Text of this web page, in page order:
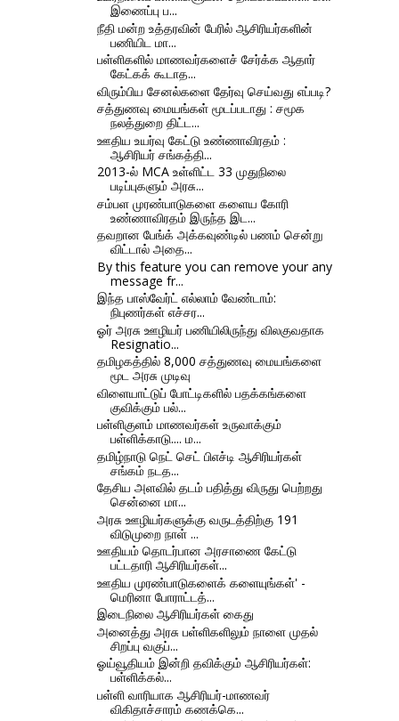
இணைப்பு ப...
நீதி மன்ற உத்தரவின் பேரில் ஆசிரியர்களின்
பணியிட மா...
பள்ளிகளில் மாணவர்களைச் சேர்க்க ஆதார்
கேட்கக் கூடாத...
விரும்பிய சேனல்களை தேர்வு செய்வது எப்படி?
சத்துணவு மையங்கள் மூடப்படாது : சமூக
நலத்துறை திட்ட...
ஊதிய உயர்வு கேட்டு உண்ணாவிரதம் :
ஆசிரியர் சங்கத்தி...
2013-ல் MCA உள்ளிட்ட 33 முதுநிலை
படிப்புகளும் அரசு...
சம்பள முரண்பாடுகளை களைய கோரி
உண்ணாவிரதம் இருந்த இட...
தவறான பேங்க் அக்கவுண்டில் பணம் சென்று
விட்டால் அதை...
By this feature you can remove your any
message fr...
இந்த பாஸ்வேர்ட் எல்லாம் வேண்டாம்:
நிபுணர்கள் எச்சர...
ஓர் அரசு ஊழியர் பணியிலிருந்து விலகுவதாக
Resignatio...
தமிழகத்தில் 8,000 சத்துணவு மையங்களை
மூட அரசு முடிவு
விளையாட்டுப் போட்டிகளில் பதக்கங்களை
குவிக்கும் பல்...
பள்ளிகுளம் மாணவர்கள் உருவாக்கும்
பள்ளிக்காடு.... ம...
தமிழ்நாடு நெட் செட் பிஎச்டி ஆசிரியர்கள்
சங்கம் நடத...
தேசிய அளவில் தடம் பதித்து விருது பெற்றது
சென்னை மா...
அரசு ஊழியர்களுக்கு வருடத்திற்கு 191
விடுமுறை நாள் ...
ஊதியம் தொடர்பான அரசாணை கேட்டு
பட்டதாரி ஆசிரியர்கள்...
ஊதிய முரண்பாடுகளைக் களையுங்கள்' -
மெரினா போராட்டத்...
இடைநிலை ஆசிரியர்கள் கைது
அனைத்து அரசு பள்ளிகளிலும் நாளை முதல்
சிறப்பு வகுப்...
ஓய்வூதியம் இன்றி தவிக்கும் ஆசிரியர்கள்:
பள்ளிக்கல்...
பள்ளி வாரியாக ஆசிரியர்-மாணவர்
விகிதாச்சாரம் கணக்கெ...